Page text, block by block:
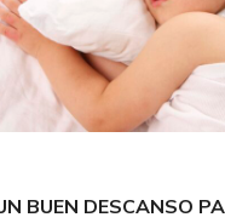
BUEN DESCANSO